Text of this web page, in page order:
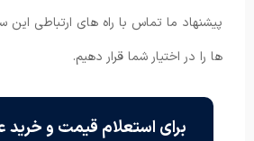
پیشنهاد ما تماس با راه های ارتباطی این
ها را در اختیار شما قرار دهیم.
برای استعلام قیمت و